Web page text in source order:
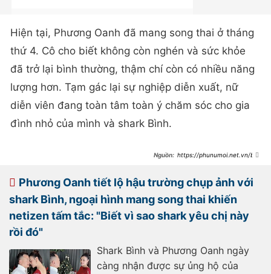
Hiện tại, Phương Oanh đã mang song thai ở tháng
thứ 4. Cô cho biết không còn nghén và sức khỏe
đã trở lại bình thường, thậm chí còn có nhiều năng
lượng hơn. Tạm gác lại sự nghiệp diễn xuất, nữ
diễn viên đang toàn tâm toàn ý chăm sóc cho gia
đình nhỏ của mình và shark Bình.
https://phunumoi.net.vn/bau
dam-dang-trong-bep-ma-con-dap-
ung-ngay-so-thich-cua-shark-binh-
d293625.html
Phương Oanh tiết lộ hậu trường chụp ảnh với
shark Bình, ngoại hình mang song thai khiến
netizen tấm tắc: "Biết vì sao shark yêu chị này
rồi đó"
Shark Bình và Phương Oanh ngày
càng nhận được sự ủng hộ của